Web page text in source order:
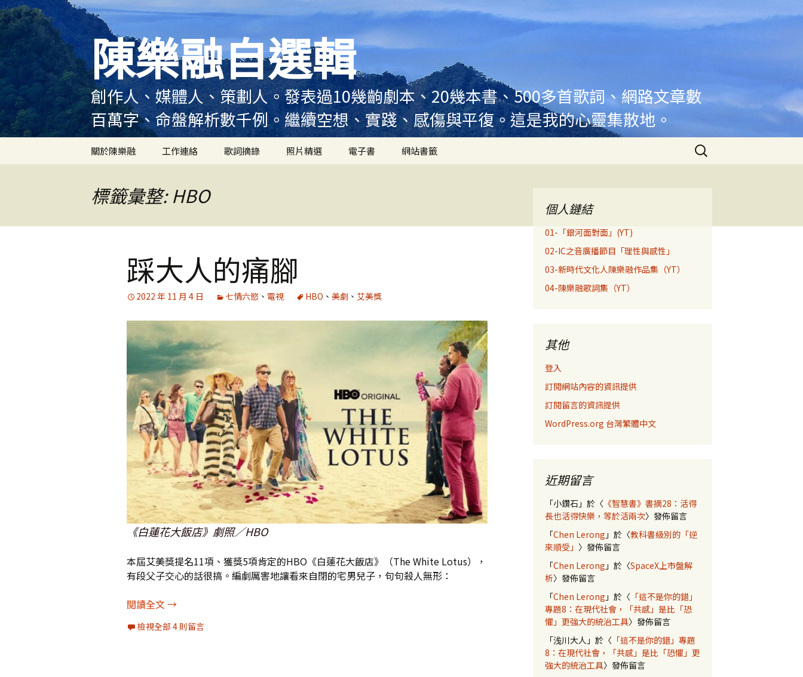
跳
至
主
容
陳樂融自選輯
創作人、媒體人、策劃人。發表過10幾齣劇本、20幾本書、500多首歌詞、網路文章數
百萬字、命盤解析數千例。繼續空想、實踐、感傷與平復。這是我的心靈集散地。
關於陳樂融
陳樂融大事記
陳樂融舞台劇及音樂劇
作品演出紀錄
媒體專訪精選
工作連絡 歌詞摘錄 照片精選 電子書 網站書籤
搜
尋
標籤彙整: HBO
踩大人的痛腳
2022 年 11 月 4 日 七情六慾 、 電視 HBO 、 美劇 、 艾美獎
《白蓮花大飯店》劇照／HBO
本屆艾美獎提名11項、獲獎5項肯定的HBO《白蓮花大飯店》（The White Lotus），
有段父子交心的話很搞。編劇厲害地讓看來自閉的宅男兒子，句句殺人無形：
閱讀全文踩大人的痛腳
→
檢視全部 4 則留言
個人鏈結
01-「銀河面對面」(YT)
02-IC之音廣播節目「理性與感性」
03-新時代文化人陳樂融作品集（YT）
04-陳樂融歌詞集（YT）
其他
登入
訂閱網站內容的資訊提供
訂閱留言的資訊提供
WordPress.org 台灣繁體中文
近期留言
「小鑽石 」於〈 《智慧書》書摘28：活得
長也活得快樂，等於活兩次〉發佈留言
「Chen Lerong 」於〈教科書級別的「逆
來順受」 〉發佈留言
「Chen Lerong 」於〈SpaceX上市盤解
析〉發佈留言
「Chen Lerong 」於〈 「這不是你的錯」
專題8：在現代社會，「共感」是比「恐
懼」更強大的統治工具〉發佈留言
「浅川大人 」於〈 「這不是你的錯」專題
8：在現代社會，「共感」是比「恐懼」更
強大的統治工具〉發佈留言